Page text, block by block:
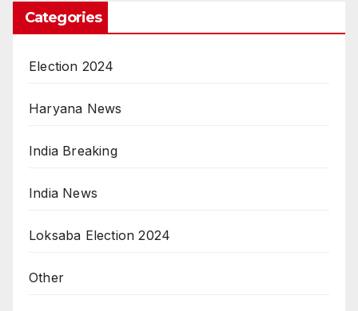
Categories
Election 2024
Haryana News
India Breaking
India News
Loksaba Election 2024
Other